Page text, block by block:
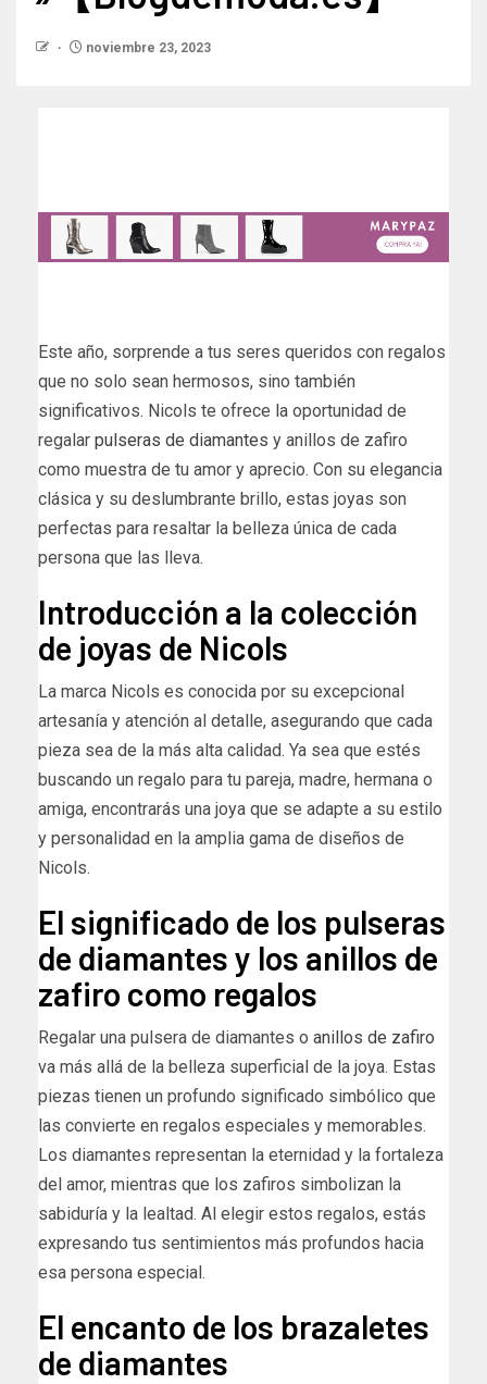
noviembre 23, 2023
Este año, sorprende a tus seres queridos con regalos
que no solo sean hermosos, sino también
significativos. Nicols te ofrece la oportunidad de
regalar pulseras de diamantes y anillos de zafiro
como muestra de tu amor y aprecio. Con su elegancia
clásica y su deslumbrante brillo, estas joyas son
perfectas para resaltar la belleza única de cada
persona que las lleva.
Introducción a la colección
de joyas de Nicols
La marca Nicols es conocida por su excepcional
artesanía y atención al detalle, asegurando que cada
pieza sea de la más alta calidad. Ya sea que estés
buscando un regalo para tu pareja, madre, hermana o
amiga, encontrarás una joya que se adapte a su estilo
y personalidad en la amplia gama de diseños de
Nicols.
El significado de los pulseras
de diamantes y los anillos de
zafiro como regalos
Regalar una pulsera de diamantes o anillos de zafiro
va más allá de la belleza superficial de la joya. Estas
piezas tienen un profundo significado simbólico que
las convierte en regalos especiales y memorables.
Los diamantes representan la eternidad y la fortaleza
del amor, mientras que los zafiros simbolizan la
sabiduría y la lealtad. Al elegir estos regalos, estás
expresando tus sentimientos más profundos hacia
esa persona especial.
El encanto de los brazaletes
de diamantes